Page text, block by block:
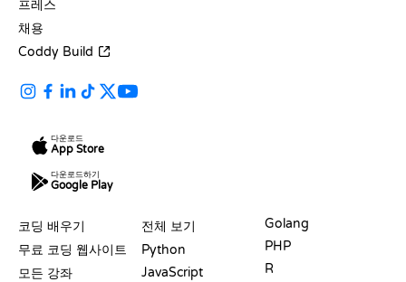
프레스
채용
Coddy Build
다운로드
App Store
다운로드하기
Google Play
코딩 배우기
무료 코딩 웹사이트
모든 강좌
전체 보기
Python
JavaScript
Golang
PHP
R